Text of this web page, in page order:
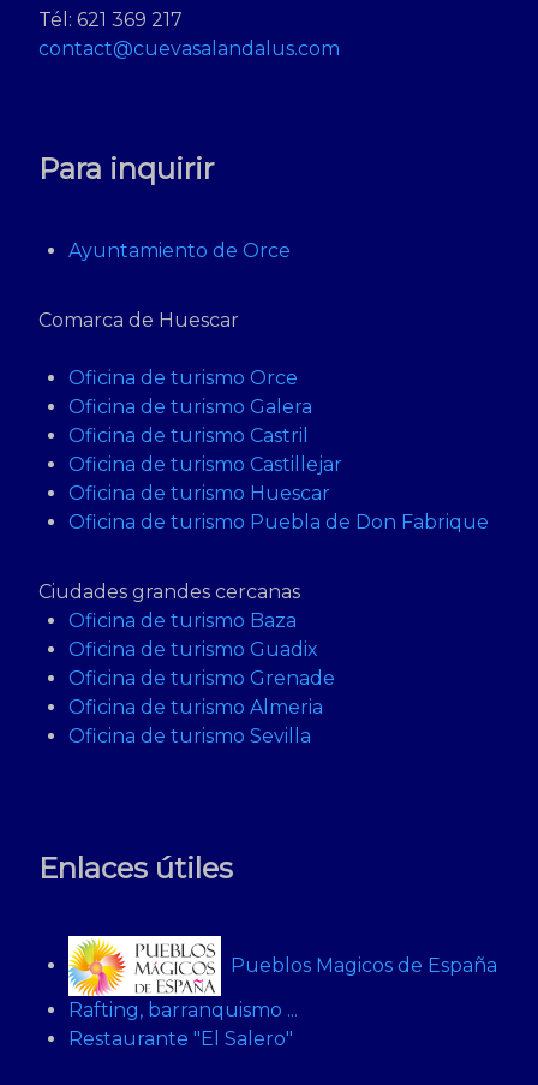
Tél: 621 369 217
contact@cuevasalandalus.com
Para inquirir
Ayuntamiento de Orce
Comarca de Huescar
Oficina de turismo Orce
Oficina de turismo Galera
Oficina de turismo Castril
Oficina de turismo Castillejar
Oficina de turismo Huescar
Oficina de turismo Puebla de Don Fabrique
Ciudades grandes cercanas
Oficina de turismo Baza
Oficina de turismo Guadix
Oficina de turismo Grenade
Oficina de turismo Almeria
Oficina de turismo Sevilla
Enlaces útiles
Pueblos Magicos de España
Rafting, barranquismo ...
Restaurante "El Salero"